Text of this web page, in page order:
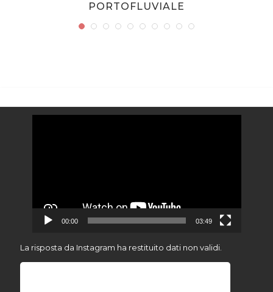
PORTOFLUVIALE
00:00 03:49
La risposta da Instagram ha restituito dati non validi.